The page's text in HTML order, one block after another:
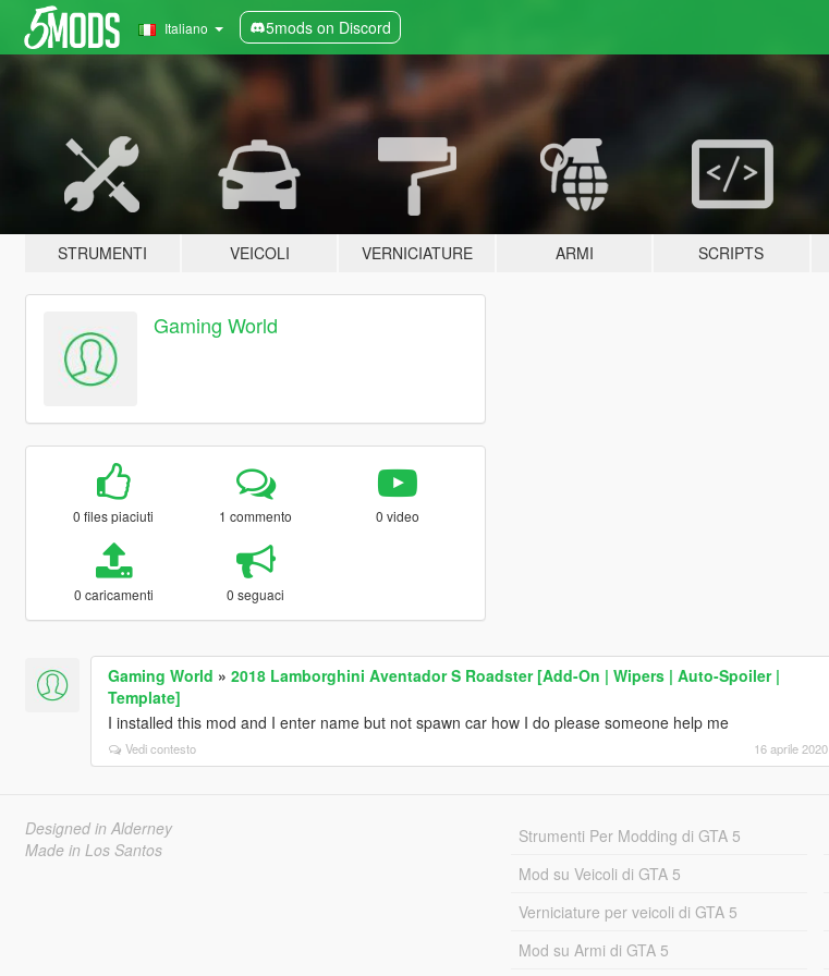
Italiano 5mods on Discord
STRUMENTI VEICOLI VERNICIATURE ARMI SCRIPTS
Gaming World
0 files piaciuti 1 commento 0 video
0 caricamenti 0 seguaci
Gaming World » 2018 Lamborghini Aventador S Roadster [Add-On | Wipers | Auto-Spoiler |
Template]
I installed this mod and I enter name but not spawn car how I do please someone help me
Vedi contesto 16 aprile 2020
Designed in Alderney
Made in Los Santos
Strumenti Per Modding di GTA 5
Mod su Veicoli di GTA 5
Verniciature per veicoli di GTA 5
Mod su Armi di GTA 5